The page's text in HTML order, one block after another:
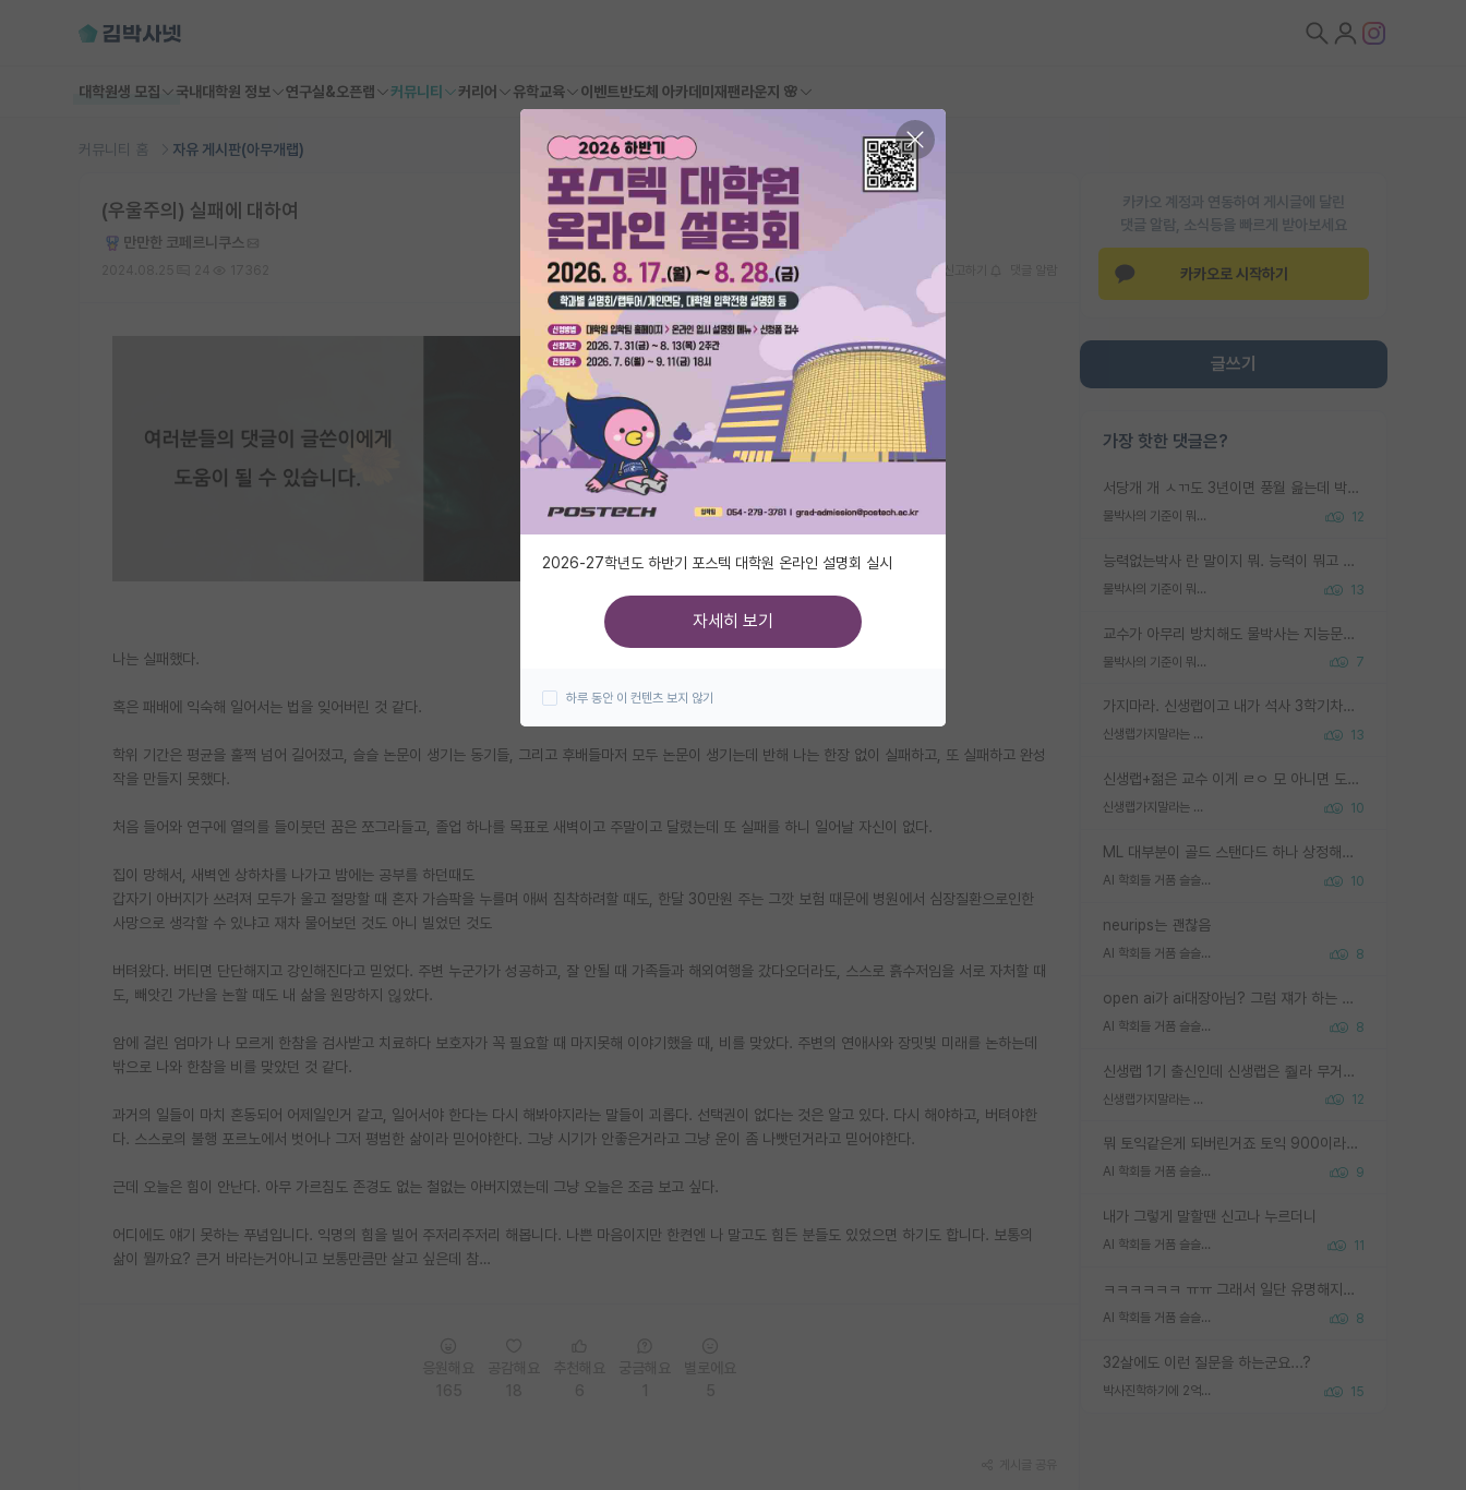
대학원생 모집 국내대학원 정보 연구실&오픈랩 커뮤니티 커리어 유학교육 이벤트반도체 아카데미 재팬라운지 🌸
커뮤니티 홈 자유 게시판(아무개랩)
카카오 계정과 연동하여 게시글에 달린
댓글 알람, 소식등을 빠르게 받아보세요
카카오로 시작하기
글쓰기
가장 핫한 댓글은?
서당개 개 ㅅㄲ도 3년이면 풍월 읊는데 박사 5년 이상 대리고 있으면서 물된건 교수 탓 맞는ㄱ게 거기가 서당이 아니란 소리임
물박사의 기준이 뭐임? 12
능력없는박사 란 말이지 뭐. 능력이 뭐고 능력이 있다는게 뭔지는 사람마다 기준이 다르니까 얘기해봐야 서로 자기 기준만 얘기해서 논쟁이 끝이 안나고. 주위에서 능력있고 야심있는 신입생이 교수가 유의미한 피드백을 아예 안주면서 제대로된 과제에 참여해볼 기회도 제공하지 않고 잡일 뺑뺑이만 돌려서 맨날 단순작업만 하면서 밤새다가 눈빛이 점점 죽어가는걸 본 사람은 물박사는 교수탓이라고 하고, 교수는 이것저것 알려도 주고 기회도 주고 사수 동기 붙여주면서 어떻게든 끌고가려고 하는데 본인이 매일 뺀질거리면서 출근 하는둥마는둥 하다가 기껏 와서도 폰이나 쳐다보다가 실험 망치고 저녁약속있어서 먼저 가볼게요~ 하는걸 본 사람은 물박사는 본인탓이라고 함.
물박사의 기준이 뭐임? 13
교수가 아무리 방치해도 물박사는 지능문제고 본인 의지 문제임. 만물 교수탓 하는 애들이 이상한거임.
물박사의 기준이 뭐임? 7
가지마라. 신생랩이고 내가 석사 3학기차인데 최고참인데 나도 아무것도 모르는데 교수가 후배들 왜 논문 교육 안시키냐. 논문 왜 안 써오냐 닦달한다
신생랩가지말라는 이유가 있었구나 13
신생랩+젊은 교수 이게 ㄹㅇ 모 아니면 도인듯.
신생랩가지말라는 이유가 있었구나 10
ML 대부분이 골드 스탠다드 하나 상정해놓고 (벤치마크 데이터셋이 여러 개면 여러 개 상정) 그거 얼마나 잘 맞추나 싸움임 가끔 번뜩이는 설계 철학을 보여주는 논문들도 있지만 대부분 그거 성적 얼마나 더 올리느라에 혈안이 되어 있는 측면이 잇음
AI 학회들 거품 슬슬 지적이 나오네요 10
neurips는 괜찮음
AI 학회들 거품 슬슬 지적이 나오네요 8
open ai가 ai대장아님? 그럼 쟤가 하는 말이 다 맞겠네
AI 학회들 거품 슬슬 지적이 나오네요 8
신생랩 1기 출신인데 신생랩은 줠라 무거운 바벨 같은거임. 들면 대박인데 못들면 깔려 죽음. 아무도 알려주지 않는 환경에서 자생해야하지만, 일단 살아남았다면 그 어떤 사람보다 악착같고 생존력 높은 사람으로 거듭날 수 있음
신생랩가지말라는 이유가 있었구나 12
뭐 토익같은게 되버린거죠 토익 900이라고 영어잘하는건 아닙니다만 잘하는사람은 다 900을 넘는 그런
AI 학회들 거품 슬슬 지적이 나오네요 9
내가 그렇게 말할땐 신고나 누르더니
AI 학회들 거품 슬슬 지적이 나오네요 11
ㅋㅋㅋㅋㅋㅋ ㅠㅠ 그래서 일단 유명해지는게 중요한거같습니다
AI 학회들 거품 슬슬 지적이 나오네요 8
32살에도 이런 질문을 하는군요...?
박사진학하기에 2억은 괜찮은 (?) 정도의 경제력인가요 15
(우울주의) 실패에 대하여
만만한 코페르니쿠스
나는 실패했다.
혹은 패배에 익숙해 일어서는 법을 잊어버린 것 같다.
학위 기간은 평균을 훌쩍 넘어 길어졌고, 슬슬 논문이 생기는 동기들, 그리고 후배들마저 모두 논문이 생기는데 반해 나는 한장 없이 실패하고, 또 실패하고 완성
작을 만들지 못했다.
처음 들어와 연구에 열의를 들이붓던 꿈은 쪼그라들고, 졸업 하나를 목표로 새벽이고 주말이고 달렸는데 또 실패를 하니 일어날 자신이 없다.
집이 망해서, 새벽엔 상하차를 나가고 밤에는 공부를 하던때도
갑자기 아버지가 쓰려져 모두가 울고 절망할 때 혼자 가슴팍을 누를며 애써 침착하려할 때도, 한달 30만원 주는 그깟 보험 때문에 병원에서 심장질환으로인한
사망으로 생각할 수 있냐고 재차 물어보던 것도 아니 빌었던 것도
버텨왔다. 버티면 단단해지고 강인해진다고 믿었다. 주변 누군가가 성공하고, 잘 안될 때 가족들과 해외여행을 갔다오더라도, 스스로 흙수저임을 서로 자처할 때
도, 빼앗긴 가난을 논할 때도 내 삶을 원망하지 읺았다.
암에 걸린 엄마가 나 모르게 한참을 검사받고 치료하다 보호자가 꼭 필요할 때 마지못해 이야기했을 때, 비를 맞았다. 주변의 연애사와 장밋빛 미래를 논하는데
밖으로 나와 한참을 비를 맞았던 것 같다.
과거의 일들이 마치 혼동되어 어제일인거 같고, 일어서야 한다는 다시 해봐야지라는 말들이 괴롭다. 선택권이 없다는 것은 알고 있다. 다시 해야하고, 버텨야한
다. 스스로의 불행 포르노에서 벗어나 그저 평범한 삶이라 믿어야한다. 그냥 시기가 안좋은거라고 그냥 운이 좀 나빳던거라고 믿어야한다.
근데 오늘은 힘이 안난다. 아무 가르침도 존경도 없는 철없는 아버지였는데 그냥 오늘은 조금 보고 싶다.
어디에도 얘기 못하는 푸념입니다. 익명의 힘을 빌어 주저리주저리 해봅니다. 나쁜 마음이지만 한켠엔 나 말고도 힘든 분들도 있었으면 하기도 합니다. 보통의
삶이 뭘까요? 큰거 바라는거아니고 보통만큼만 살고 싶은데 참…
2026-27학년도 하반기 포스텍 대학원 온라인 설명회 실시
자세히 보기
하루 동안 이 컨텐츠 보지 않기